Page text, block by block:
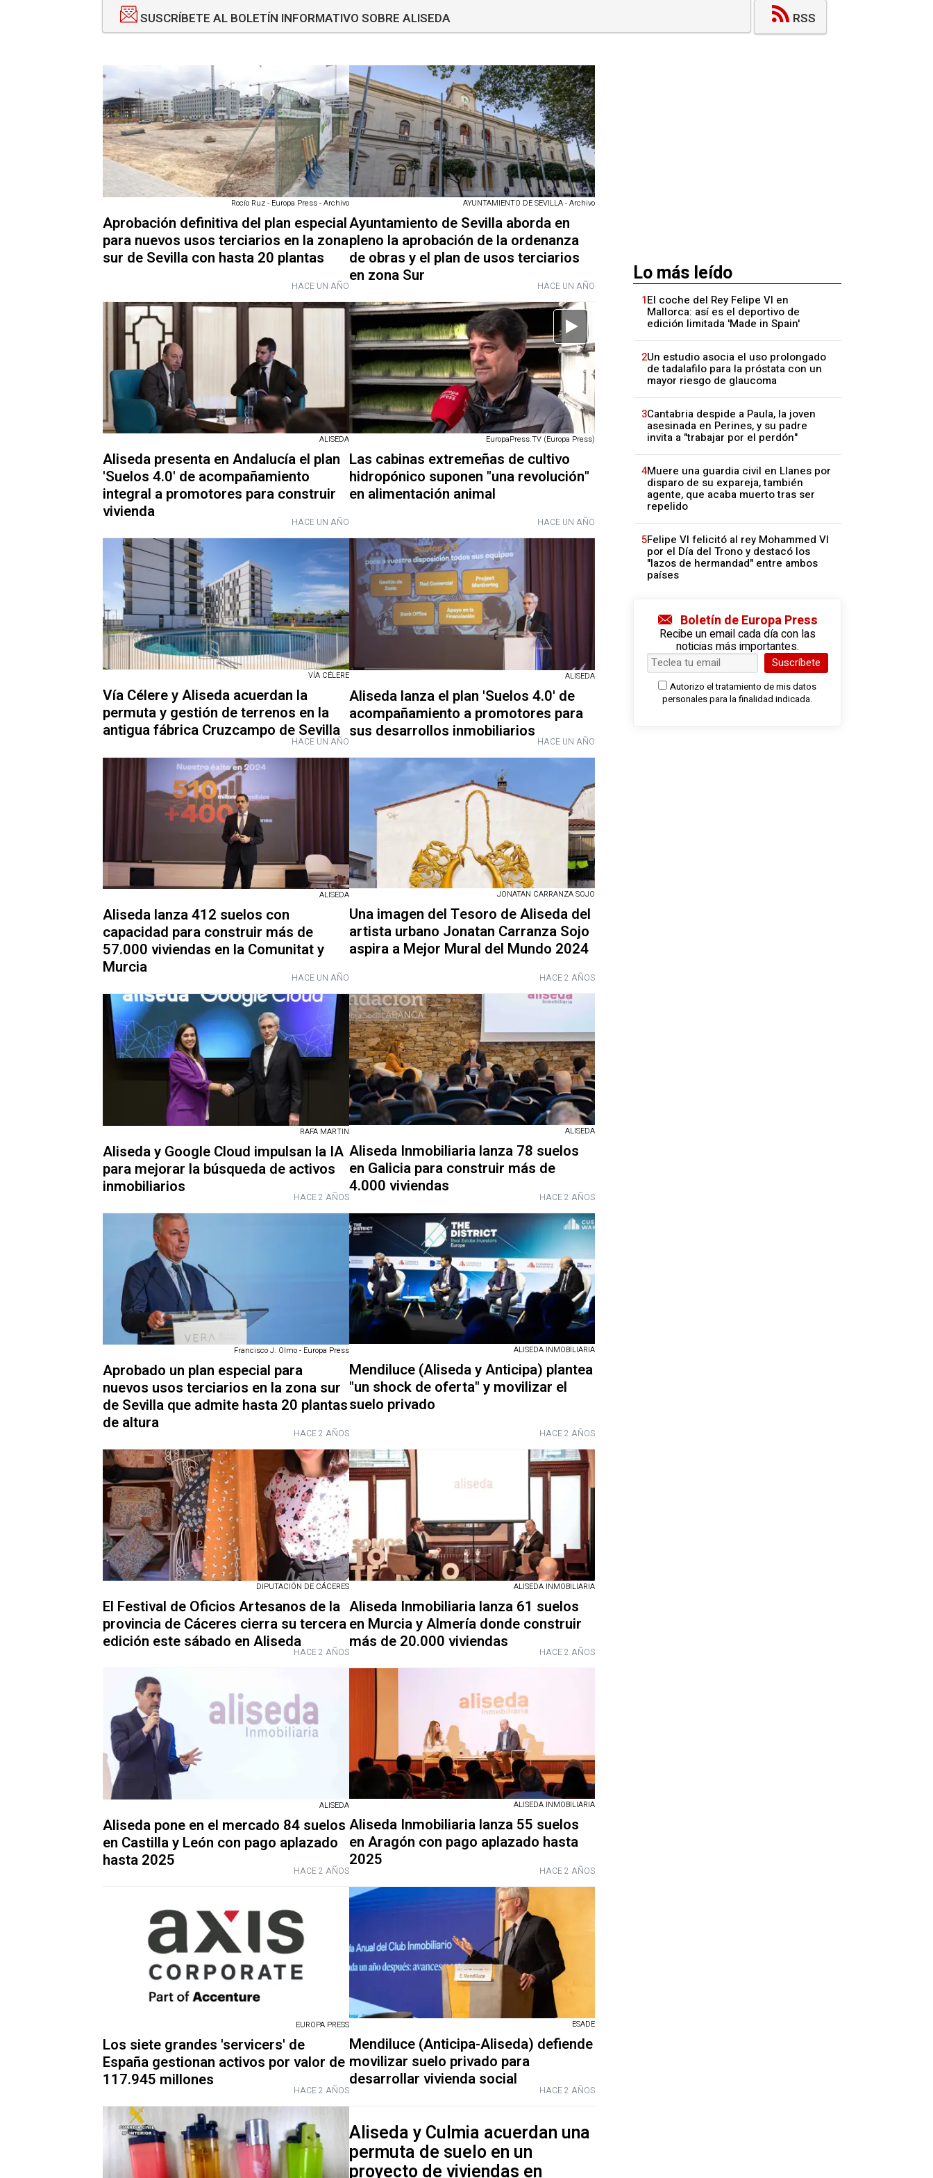
SUSCRÍBETE AL BOLETÍN INFORMATIVO SOBRE ALISEDA RSS
Rocío Ruz - Europa Press - Archivo
Aprobación definitiva del plan especial
para nuevos usos terciarios en la zona
sur de Sevilla con hasta 20 plantas
HACE UN AÑO
AYUNTAMIENTO DE SEVILLA - Archivo
Ayuntamiento de Sevilla aborda en
pleno la aprobación de la ordenanza
de obras y el plan de usos terciarios
en zona Sur
HACE UN AÑO
ALISEDA
Aliseda presenta en Andalucía el plan
'Suelos 4.0' de acompañamiento
integral a promotores para construir
vivienda
HACE UN AÑO
EuropaPress.TV (Europa Press)
Las cabinas extremeñas de cultivo
hidropónico suponen "una revolución"
en alimentación animal
HACE UN AÑO
VÍA CÉLERE
Vía Célere y Aliseda acuerdan la
permuta y gestión de terrenos en la
antigua fábrica Cruzcampo de Sevilla
HACE UN AÑO
ALISEDA
Aliseda lanza el plan 'Suelos 4.0' de
acompañamiento a promotores para
sus desarrollos inmobiliarios HACE UN AÑO
ALISEDA
Aliseda lanza 412 suelos con
capacidad para construir más de
57.000 viviendas en la Comunitat y
Murcia
HACE UN AÑO
JONATAN CARRANZA SOJO
Una imagen del Tesoro de Aliseda del
artista urbano Jonatan Carranza Sojo
aspira a Mejor Mural del Mundo 2024
HACE 2 AÑOS
RAFA MARTIN
Aliseda y Google Cloud impulsan la IA
para mejorar la búsqueda de activos
inmobiliarios
HACE 2 AÑOS
ALISEDA
Aliseda Inmobiliaria lanza 78 suelos
en Galicia para construir más de
4.000 viviendas
HACE 2 AÑOS
Francisco J. Olmo - Europa Press
Aprobado un plan especial para
nuevos usos terciarios en la zona sur
de Sevilla que admite hasta 20 plantas
de altura
HACE 2 AÑOS
ALISEDA INMOBILIARIA
Mendiluce (Aliseda y Anticipa) plantea
"un shock de oferta" y movilizar el
suelo privado
HACE 2 AÑOS
DIPUTACIÓN DE CÁCERES
El Festival de Oficios Artesanos de la
provincia de Cáceres cierra su tercera
edición este sábado en AlisedaHACE 2 AÑOS
ALISEDA INMOBILIARIA
Aliseda Inmobiliaria lanza 61 suelos
en Murcia y Almería donde construir
más de 20.000 viviendas
HACE 2 AÑOS
ALISEDA
Aliseda pone en el mercado 84 suelos
en Castilla y León con pago aplazado
hasta 2025
HACE 2 AÑOS
ALISEDA INMOBILIARIA
Aliseda Inmobiliaria lanza 55 suelos
en Aragón con pago aplazado hasta
2025
HACE 2 AÑOS
EUROPA PRESS
Los siete grandes 'servicers' de
España gestionan activos por valor de
117.945 millones
HACE 2 AÑOS
ESADE
Mendiluce (Anticipa-Aliseda) defiende
movilizar suelo privado para
desarrollar vivienda social
HACE 2 AÑOS
Aliseda y Culmia acuerdan una
permuta de suelo en un
proyecto de viviendas en
Lo más leído
1El coche del Rey Felipe VI en
Mallorca: así es el deportivo de
edición limitada 'Made in Spain'
2Un estudio asocia el uso prolongado
de tadalafilo para la próstata con un
mayor riesgo de glaucoma
3Cantabria despide a Paula, la joven
asesinada en Perines, y su padre
invita a "trabajar por el perdón"
4Muere una guardia civil en Llanes por
disparo de su expareja, también
agente, que acaba muerto tras ser
repelido
5Felipe VI felicitó al rey Mohammed VI
por el Día del Trono y destacó los
"lazos de hermandad" entre ambos
países
Boletín de Europa Press
Recibe un email cada día con las
noticias más importantes.
Suscríbete
Autorizo el tratamiento de mis datos
personales para la finalidad indicada.